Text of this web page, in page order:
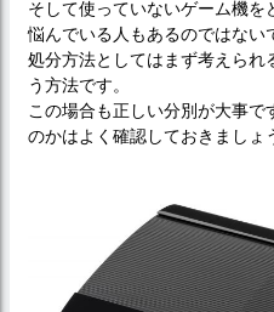
そして使っていないゲーム機
悩んでいる人もあるのではない
処分方法としてはまず考えら
う方法です。
この場合も正しい分別が大事
のかはよく確認しておきましょ